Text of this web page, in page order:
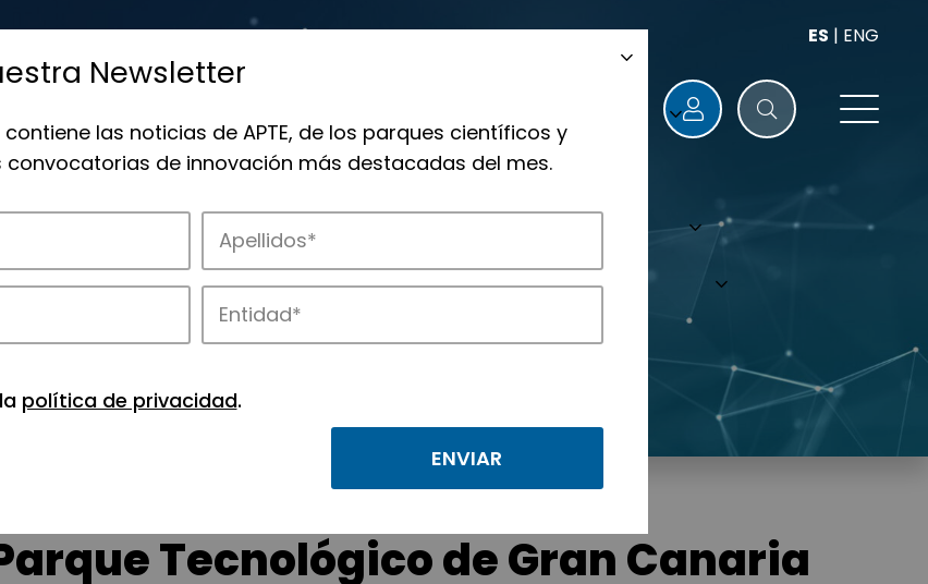
ES | ENG
de APTE en toda España.
Tecnológico de Gran Canaria
Newsletter
contiene las noticias de APTE, de los parques científicos y
convocatorias de innovación más destacadas del mes.
política de privacidad.